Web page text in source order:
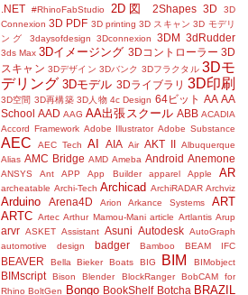
.NET #RhinoFabStudio 2D図 2Shapes 3D
3D
Connexion 3D PDF 3D printing 3D スキャン 3D モデリ
ング
3daysofdesign 3Dconnexion 3DM 3dRudder
3ds Max 3Dイメージング 3Dコントローラー 3D
スキャン 3Dデザイン 3Dバンク 3Dフラクタル 3Dモ
デリング 3Dモデル 3Dライブラリ 3D印刷
3D空間 3D再構築 3D人物 4c Design 64ビット AA AA
School AAD AAG AA出張スクール ABB ACADIA
Accord Framework Adobe Illustrator Adobe Substance
AEC AEC Tech AI AIA Air AKT II Albuquerque
Alias AMC Bridge AMD Ameba Android Anemone
ANSYS Ant APP App Builder apparel Apple AR
archeatable Archi-Tech Archicad ArchiRADAR Archviz
Arduino Arena4D Arion Arkance Systems
ART
ARTC Artec Arthur Mamou-Mani article Artlantis Arup
arvr ASKET Assistant Asuni Autodesk AutoGraph
automotive design
badger Bamboo BEAM IFC
BEAVER Bella Bieker Boats BIG BIM BIMobject
BIMscript Bison Blender BlockRanger
BobCAM for
Rhino BoltGen Bongo BookShelf Botcha BRAZIL